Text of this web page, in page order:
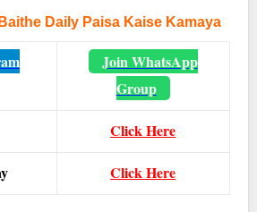
Daily Paisa Kaise Kamaya
Join WhatsApp
Group
Click Here
Click Here